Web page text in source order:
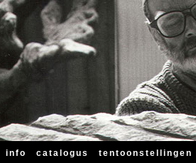
info catalogus tentoonstellingen